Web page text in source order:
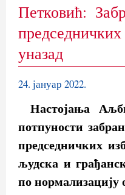
Петковић:
уназад
24. јануар 2022.
Настојања
потпуности
председничких
људска и
по